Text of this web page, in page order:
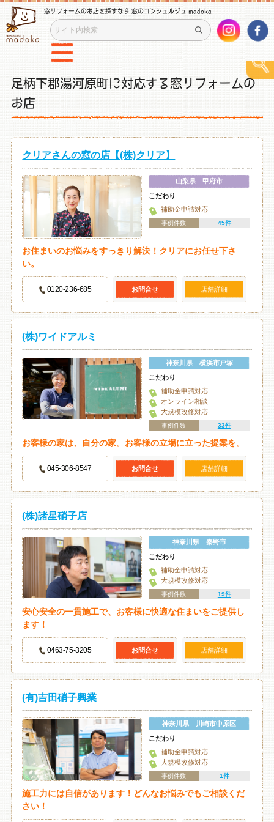
窓リフォームのお店を探すなら 窓のコンシェルジュ madoka
足柄下郡湯河原町に対応する窓リフォームの
お店
クリアさんの窓の店【(株)クリア】
山梨県 甲府市
こだわり
補助金申請対応
事例件数 45件
お住まいのお悩みをすっきり解決！クリアにお任せ下さ
い。
0120-236-685 お問合せ 店舗詳細
(株)ワイドアルミ
神奈川県 横浜市戸塚
こだわり
補助金申請対応
オンライン相談
大規模改修対応
事例件数 33件
お客様の家は、自分の家。お客様の立場に立った提案を。
045-306-8547 お問合せ 店舗詳細
(株)諸星硝子店
神奈川県 秦野市
こだわり
補助金申請対応
大規模改修対応
事例件数 19件
安心安全の一貫施工で、お客様に快適な住まいをご提供し
ます！
0463‐75‐3205 お問合せ 店舗詳細
(有)吉田硝子興業
神奈川県 川崎市中原区
こだわり
補助金申請対応
大規模改修対応
事例件数 1件
施工力には自信があります！どんなお悩みでもご相談くだ
さい！